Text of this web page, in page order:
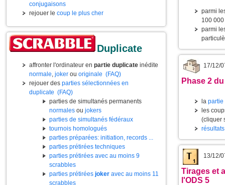
conjugaisons
rejouer le coup le plus cher
Duplicate
affronter l'ordinateur en partie duplicate inédite
normale, joker ou originale (FAQ)
rejouer des parties sélectionnées en
duplicate (FAQ)
parties de simultanés permanents
normales ou jokers
parties de simultanés fédéraux
tournois homologués
parties préparées: initiation, records ...
parties prétirées techniques
parties prétirées avec au moins 9
scrabbles
parties prétirées joker avec au moins 11
scrabbles
parmi
100
parmi
17/12/
Phase 2
la partie
les
(cliquer
13/12/
Tirages et
l'ODS 5